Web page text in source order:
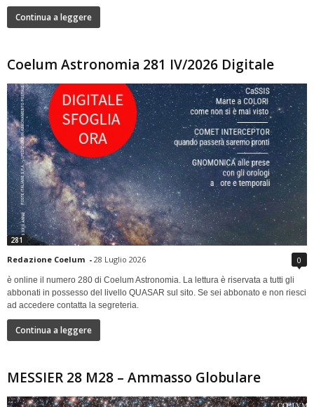
Continua a leggere
Coelum Astronomia 281 IV/2026 Digitale
281
Redazione Coelum - 28 Luglio 2026 0
è online il numero 280 di Coelum Astronomia. La lettura è riservata a tutti gli
abbonati in possesso del livello QUASAR sul sito. Se sei abbonato e non riesci
ad accedere contatta la segreteria.
Continua a leggere
MESSIER 28 M28 – Ammasso Globulare